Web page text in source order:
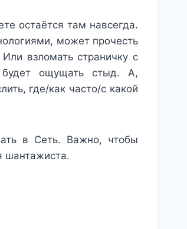
остаётся там навсегда.
может прочесть
взломать страничку с
будет ощущать стыд. А,
где/как часто/с какой
в Сеть. Важно, чтобы
шантажиста.